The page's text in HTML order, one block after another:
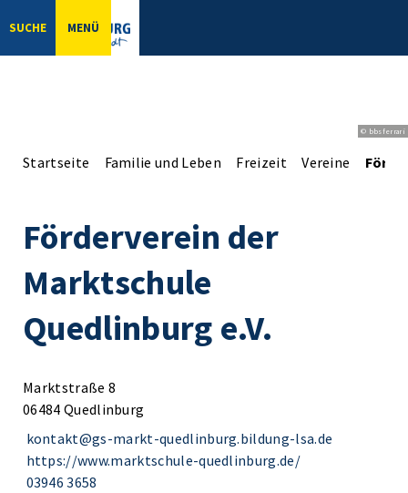
SUCHE MENÜ
© bbsferrari
Startseite Familie und Leben Freizeit Vereine
Förderverein der
Marktschule
Quedlinburg e.V.
Marktstraße 8
06484 Quedlinburg
kontakt@gs-markt-quedlinburg.bildung-lsa.de
https://www.marktschule-quedlinburg.de/
03946 3658